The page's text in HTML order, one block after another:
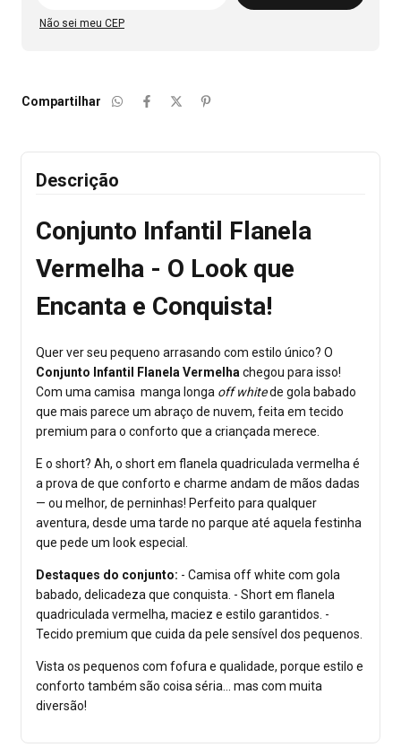
Não sei meu CEP
Compartilhar
Descrição
Conjunto Infantil Flanela
Vermelha - O Look que
Encanta e Conquista!
Quer ver seu pequeno arrasando com estilo único? O
Conjunto Infantil Flanela Vermelha chegou para isso!
Com uma camisa manga longa off whitede gola babado
que mais parece um abraço de nuvem, feita em tecido
premium para o conforto que a criançada merece.
E o short? Ah, o short em flanela quadriculada vermelha é
a prova de que conforto e charme andam de mãos dadas
— ou melhor, de perninhas! Perfeito para qualquer
aventura, desde uma tarde no parque até aquela festinha
que pede um look especial.
Destaques do conjunto: - Camisa off white com gola
babado, delicadeza que conquista. - Short em flanela
quadriculada vermelha, maciez e estilo garantidos. -
Tecido premium que cuida da pele sensível dos pequenos.
Vista os pequenos com fofura e qualidade, porque estilo e
conforto também são coisa séria... mas com muita
diversão!